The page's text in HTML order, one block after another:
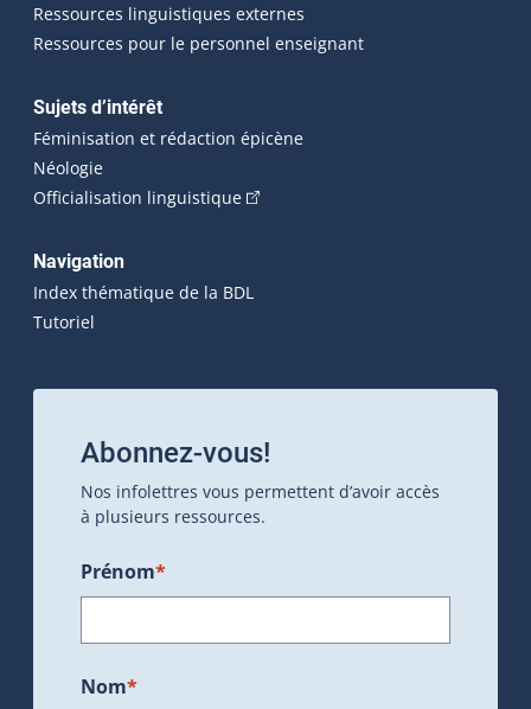
Ressources linguistiques externes
Ressources pour le personnel enseignant
Sujets d’intérêt
Féminisation et rédaction épicène
Néologie
Officialisation linguistique(Cet hyperlien externe s'ouvrira
Navigation
Index thématique de la BDL
Tutoriel
Abonnez-vous!
Nos infolettres vous permettent d’avoir accès
à plusieurs ressources.
Prénom*
Nom*